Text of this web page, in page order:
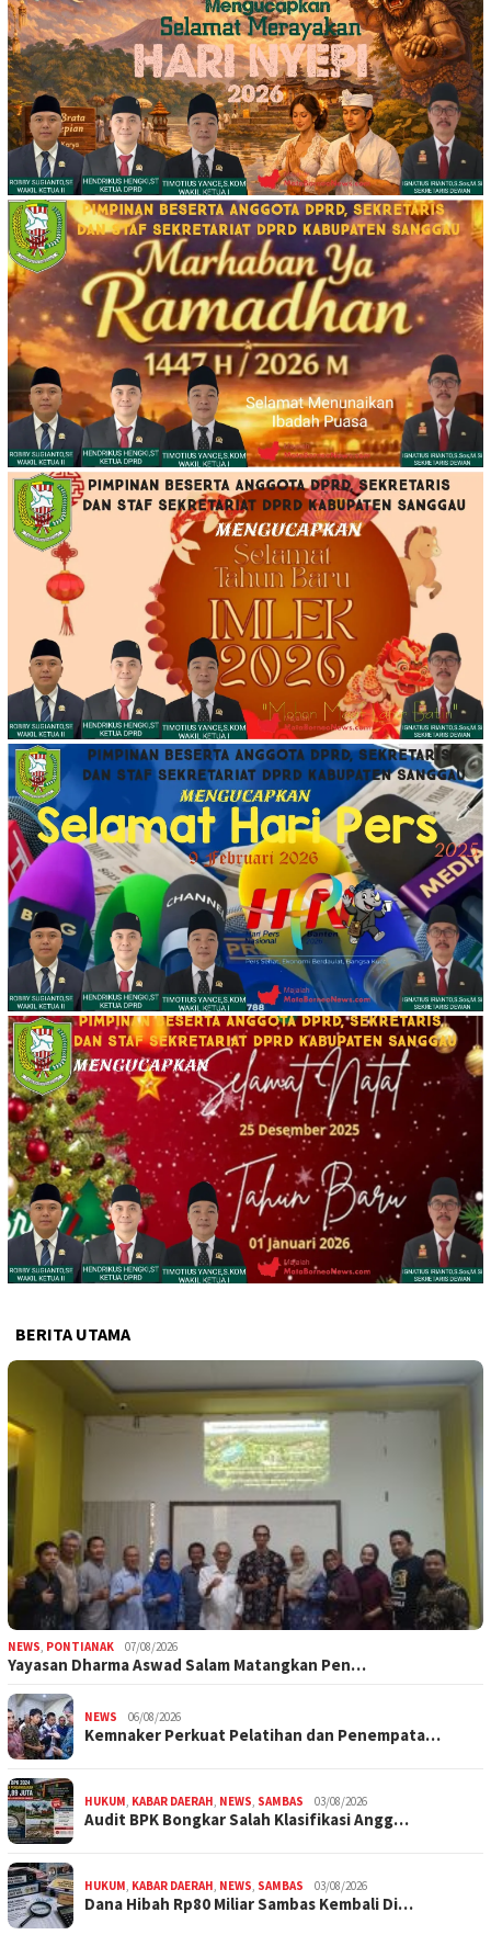
BERITA UTAMA
NEWS, PONTIANAK 07/08/2026
Yayasan Dharma Aswad Salam Matangkan Pen…
NEWS 06/08/2026
Kemnaker Perkuat Pelatihan dan Penempata…
HUKUM, KABAR DAERAH, NEWS, SAMBAS 03/08/2026
Audit BPK Bongkar Salah Klasifikasi Angg…
HUKUM, KABAR DAERAH, NEWS, SAMBAS 03/08/2026
Dana Hibah Rp80 Miliar Sambas Kembali Di…